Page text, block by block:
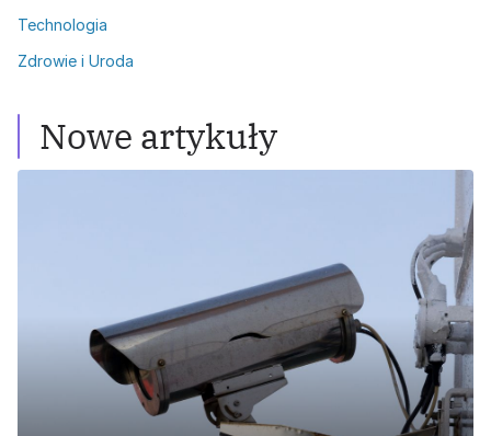
Technologia
Zdrowie i Uroda
Nowe artykuły